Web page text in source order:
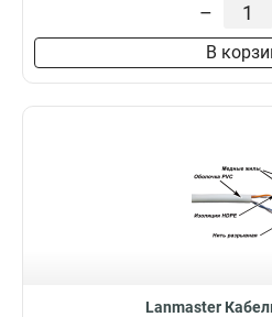
–
В
Lanmaster